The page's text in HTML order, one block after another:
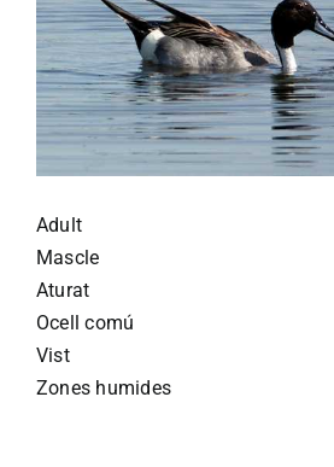
Adult
Mascle
Aturat
Ocell comú
Vist
Zones humides